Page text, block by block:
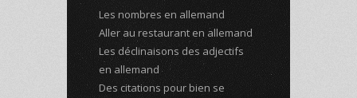
Les nombres en allemand
Aller au restaurant en allemand
Les déclinaisons des adjectifs
en allemand
Des citations pour bien se